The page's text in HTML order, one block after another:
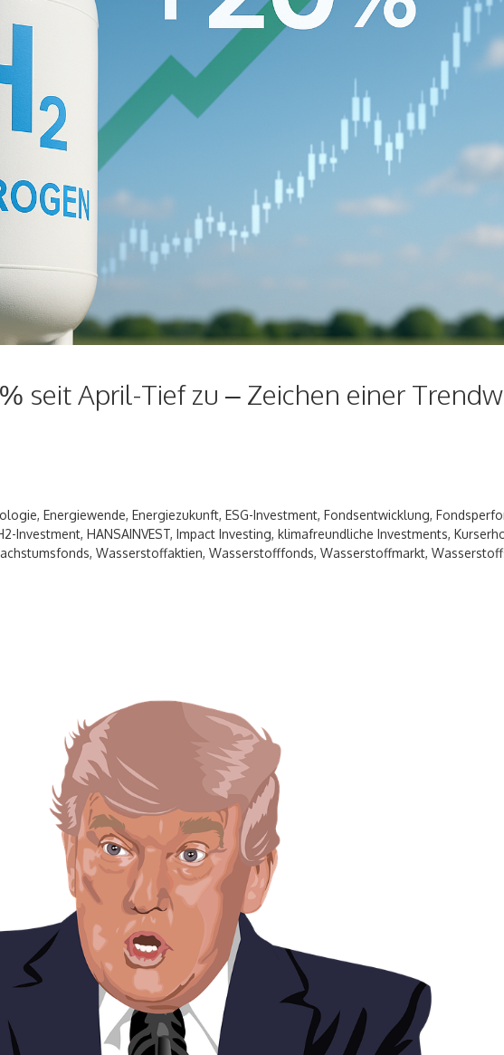
seit April-Tief zu – Zeichen einer
,Energiewende,Energiezukunft,ESG-Investment,Fondsentwicklung,
Investment, HANSAINVEST, Impact Investing, klimafreundliche Investments,
, Wasserstoffaktien, Wasserstofffonds, Wasserstoffmarkt,